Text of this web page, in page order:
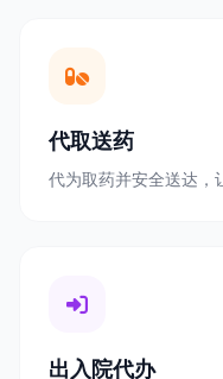
代取送药
代为取药并安全送达，
出入院代办